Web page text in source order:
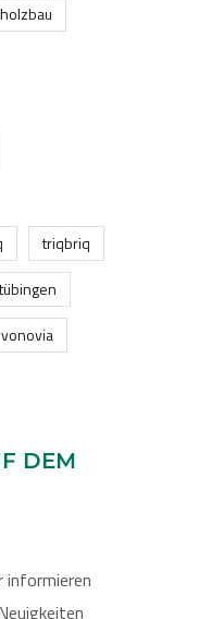
triqbriq
tübingen
vonovia
DEM